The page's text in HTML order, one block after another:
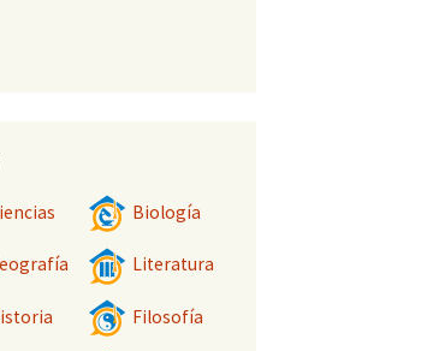
Biología
Literatura
Filosofía